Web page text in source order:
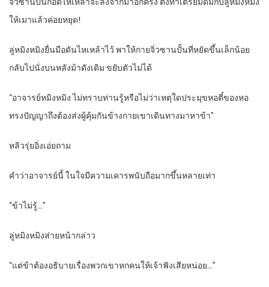
ให้เมาแล้วค่อยหยุด!
ลู่หมิงหมิงยื่นมือดันไหเหล้าไว้ พาให้กายจิ่วซานปั้นที่หยัดขึ้นเล็กน้อย
กลับไปนั่งบนหลังม้าดังเดิม ขยับตัวไม่ได้
“อาจารย์หมิงหมิง ไม่ทราบท่านรู้หรือไม่ว่าเหตุใดประมุขหอตี๋ของหอ
ทรงปัญญาถึงต้องส่งผู้คุ้มกันข้างกายเขาเดินทางมาหาข้า”
หลิวรุ่ยอิ่งเอ่ยถาม
คำว่าอาจารย์นี้ ในใจมีความเคารพนับถือมากขึ้นหลายเท่า
“ข้าไม่รู้…”
ลู่หมิงหมิงส่ายหน้ากล่าว
“แต่ข้าต้องอธิบายเรื่องพวกเขาหกคนให้เจ้าฟังเสียหน่อย…”